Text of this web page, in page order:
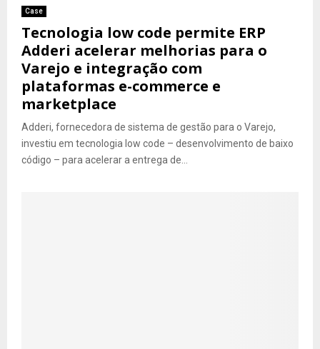
Case
Tecnologia low code permite ERP
Adderi acelerar melhorias para o
Varejo e integração com
plataformas e-commerce e
marketplace
Adderi, fornecedora de sistema de gestão para o Varejo,
investiu em tecnologia low code – desenvolvimento de baixo
código – para acelerar a entrega de...